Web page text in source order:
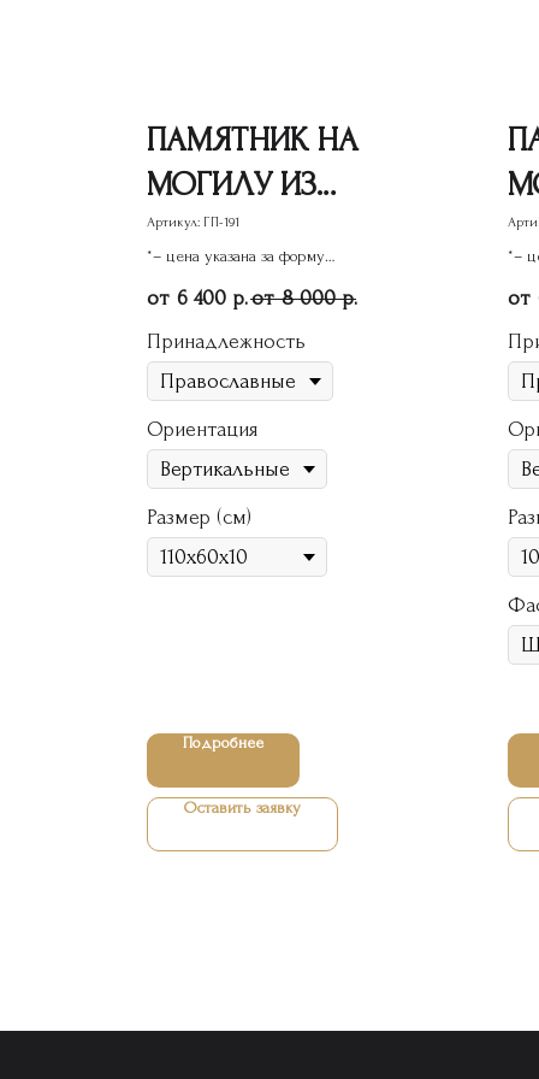
ПАМЯТНИК НА
МОГИЛУ ИЗ
ГРАНИТА ГП-191
Артикул: ГП-191
*– цена указана за форму
6 400 р. 8 000 р.
Принадлежность
Ориентация
Размер (см)
Подробнее
Оставить заявку
*–